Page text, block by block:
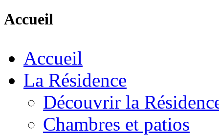
Accueil
Accueil
La Résidence
Découvrir la
Chambres et patios